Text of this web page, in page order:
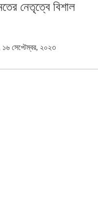
নেতৃত্বে বিশাল
১৬ সেপ্টেম্বর, ২০২৩